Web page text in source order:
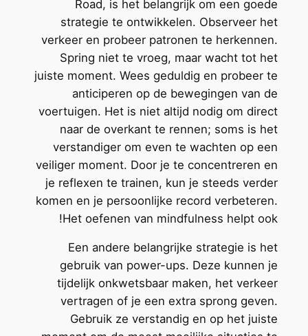
Road, is het belangrijk om een goede
strategie te ontwikkelen. Observeer het
verkeer en probeer patronen te herkennen.
Spring niet te vroeg, maar wacht tot het
juiste moment. Wees geduldig en probeer te
anticiperen op de bewegingen van de
voertuigen. Het is niet altijd nodig om direct
naar de overkant te rennen; soms is het
verstandiger om even te wachten op een
veiliger moment. Door je te concentreren en
je reflexen te trainen, kun je steeds verder
komen en je persoonlijke record verbeteren.
Het oefenen van mindfulness helpt ook!
Een andere belangrijke strategie is het
gebruik van power-ups. Deze kunnen je
tijdelijk onkwetsbaar maken, het verkeer
vertragen of je een extra sprong geven.
Gebruik ze verstandig en op het juiste